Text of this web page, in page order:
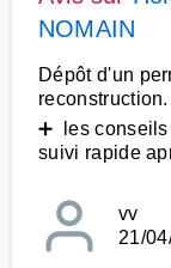
NOMAIN
Dépôt d'un
reconstruction.
➕ les
suivi rapide
vv
21/